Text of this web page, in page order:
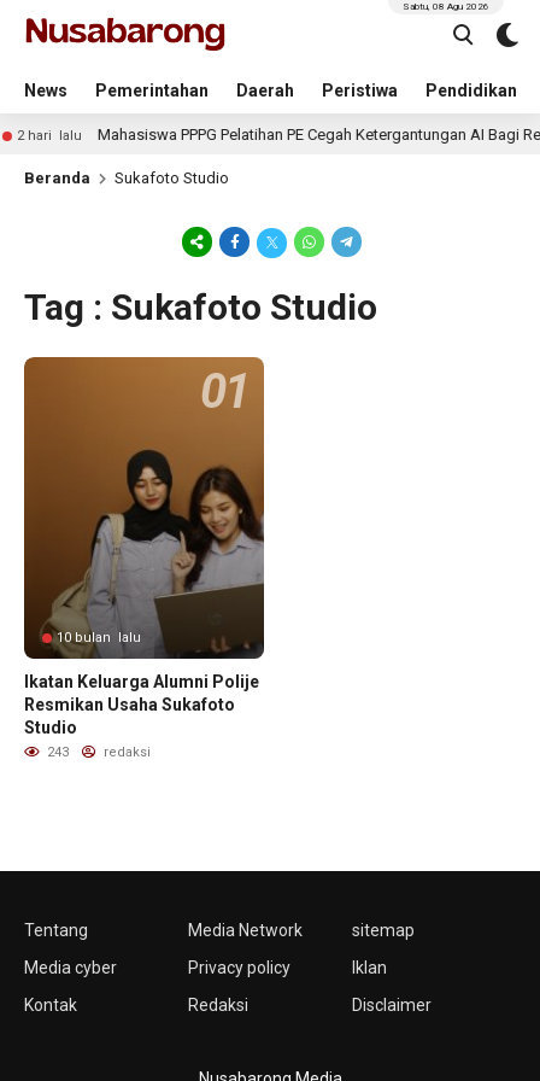
News Pemerintahan Daerah Peristiwa Pendidikan
Sabtu, 08 Agu 2026
2 hari lalu Mahasiswa PPPG Pelatihan PE Cegah Ketergantungan AI Bagi
Beranda Sukafoto Studio
Tag : Sukafoto Studio
10 bulan lalu
Ikatan Keluarga Alumni Polije
Resmikan Usaha Sukafoto
Studio
243 redaksi
Tentang
Media cyber
Kontak
Media Network
Privacy policy
Redaksi
sitemap
Iklan
Disclaimer